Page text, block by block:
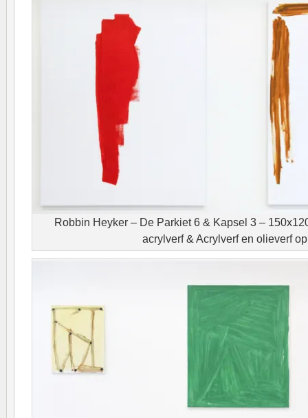
Robbin Heyker – De Parkiet 6 & Kapsel 3 –
acrylverf & Acrylverf en olieverf